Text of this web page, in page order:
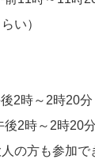
い）
2時～2時20分
2時～2時20分
の方も参加で